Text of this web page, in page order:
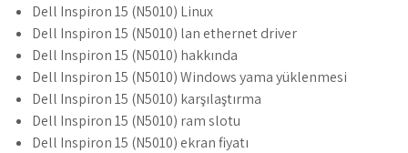
Dell Inspiron 15 (N5010) Linux
Dell Inspiron 15 (N5010) lan ethernet driver
Dell Inspiron 15 (N5010) hakkında
Dell Inspiron 15 (N5010) Windows yama yüklenmesi
Dell Inspiron 15 (N5010) karşılaştırma
Dell Inspiron 15 (N5010) ram slotu
Dell Inspiron 15 (N5010) ekran fiyatı